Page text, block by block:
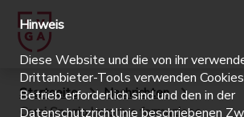
Startseite
Nachrichten
Corsi Spazio lavoro e formazione
Hinweis
Diese Website und die von ihr
Drittanbieter-Tools verwenden
Betrieb erforderlich sind und den in der
Datenschutzrichtlinie beschriebenen